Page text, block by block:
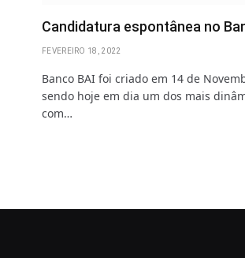
Candidatura espontânea no
FEVEREIRO 18, 2022
Banco BAI foi criado em 14 de
sendo hoje em dia um dos mais
com…